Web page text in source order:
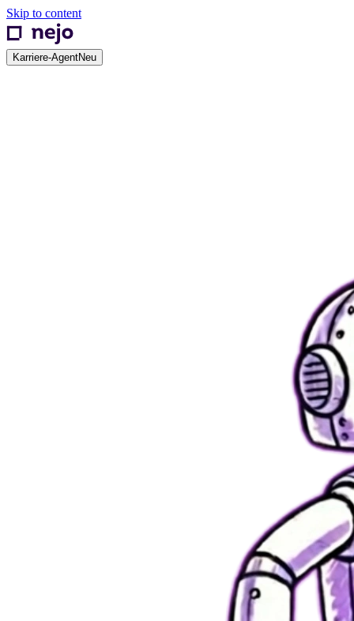
Skip to content
Karriere-AgentNeu